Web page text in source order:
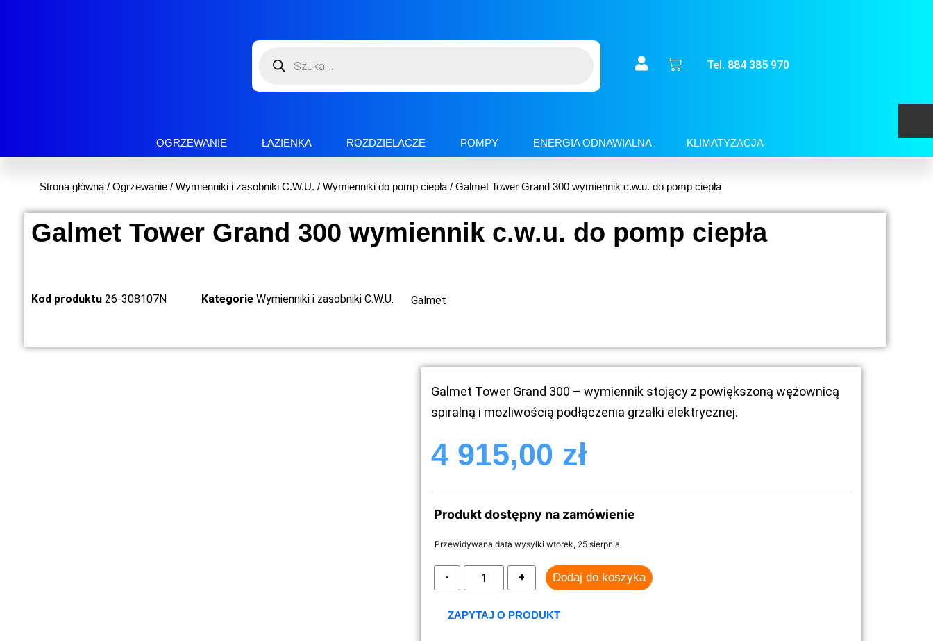
Tel. 884 385 970
OGRZEWANIE ŁAZIENKA ROZDZIELACZE POMPY ENERGIA ODNAWIALNA KLIMATYZACJA
Strona główna / Ogrzewanie / Wymienniki i zasobniki C.W.U. / Wymienniki do pomp ciepła / Galmet Tower Grand 300 wymiennik c.w.u. do pomp ciepła
Galmet Tower Grand 300 wymiennik c.w.u. do pomp ciepła
Kod produktu 26-308107N Kategorie Wymienniki i zasobniki C.W.U. Galmet
Galmet Tower Grand 300 – wymiennik stojący z powiększoną wężownicą
spiralną i możliwością podłączenia grzałki elektrycznej.
4 915,00 zł
Produkt dostępny na zamówienie
Przewidywana data wysyłki wtorek, 25 sierpnia
Dodaj do koszyka
ZAPYTAJ O PRODUKT